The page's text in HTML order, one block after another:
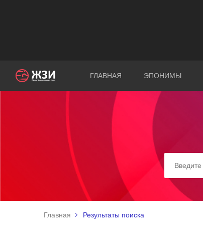
ГЛАВНАЯ ЭПОНИМЫ
Главная Результаты поиска